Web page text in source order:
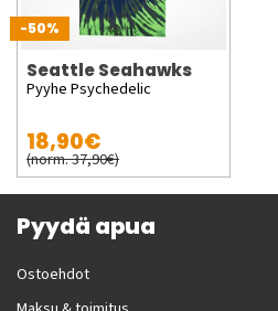
-50%
Seattle Seahawks
Pyyhe Psychedelic
18,90€
(norm. 37,90€)
Pyydä apua
Ostoehdot